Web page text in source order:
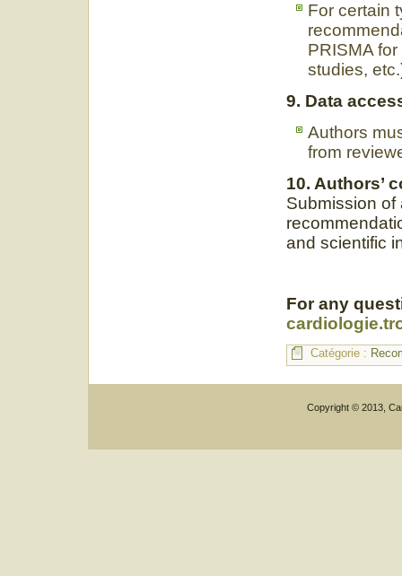
For certain
PRISMA
studies,
9. Data
Authors
from
10. Authors’
Submission of
and scientific
For any
Catégorie :
Copyright © 2013,